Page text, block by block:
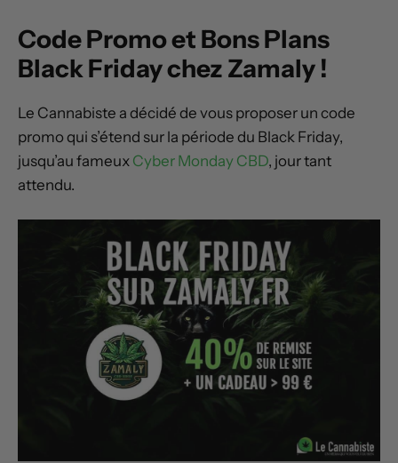
Code Promo et Bons Plans
Black Friday chez Zamaly !
Le Cannabiste a décidé de vous proposer un code
promo qui s’étend sur la période du Black Friday,
jusqu’au fameux Cyber Monday CBD, jour tant
attendu.